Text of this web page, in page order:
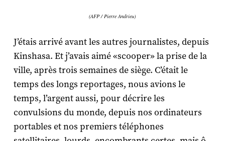
(AFP / Pierre Andrieu)
J’étais arrivé avant les autres journalistes, depuis
Kinshasa. Et j’avais aimé «scooper» la prise de la
ville, après trois semaines de siège. C’était le
temps des longs reportages, nous avions le
temps, l’argent aussi, pour décrire les
convulsions du monde, depuis nos ordinateurs
portables et nos premiers téléphones